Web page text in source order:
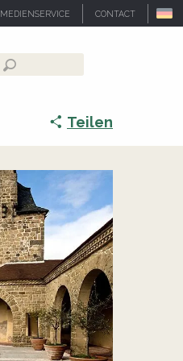
MEDIENSERVICE CONTACT
Suche
Teilen